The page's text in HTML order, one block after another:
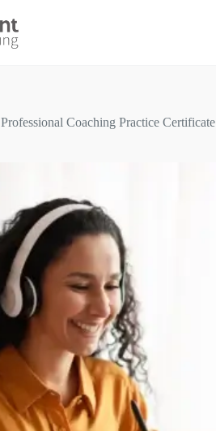
Professional Coaching Practice Certificate